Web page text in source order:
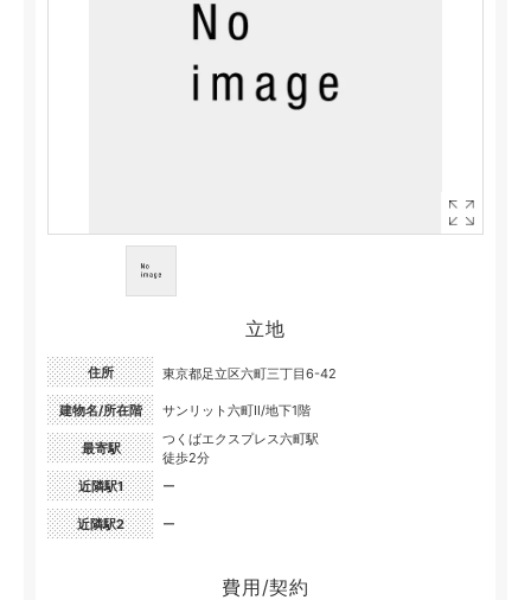
立地
住所 東京都足立区六町三丁目6-42
建物名/所在階 サンリット六町Ⅱ/地下1階
最寄駅
つくばエクスプレス六町駅
徒歩2分
近隣駅1
ー
近隣駅2 ー
費用/契約